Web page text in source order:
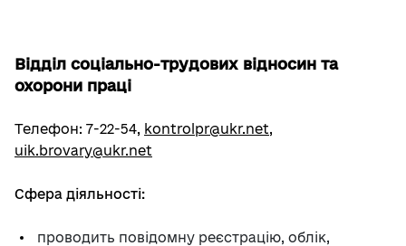
Відділ соціально-трудових відносин та
охорони праці
Телефон: 7-22-54, kontrolpr@ukr.net,
uik.brovary@ukr.net
Сфера діяльності:
проводить повідомну реєстрацію, облік,